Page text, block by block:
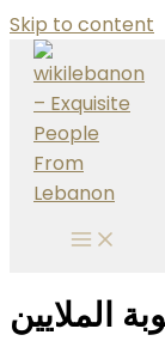
Skip to content
الملايين